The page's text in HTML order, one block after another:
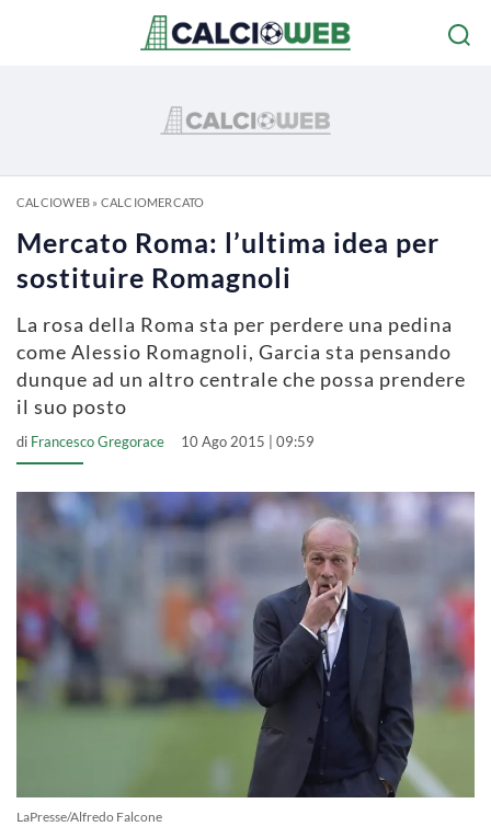
CALCIOWEB» CALCIOMERCATO
Mercato Roma: l’ultima idea per
sostituire Romagnoli
La rosa della Roma sta per perdere una pedina
come Alessio Romagnoli, Garcia sta pensando
dunque ad un altro centrale che possa prendere
il suo posto
di Francesco Gregorace 10 Ago 2015 | 09:59
LaPresse/Alfredo Falcone